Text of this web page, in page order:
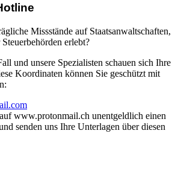
Missstände auf Staatsanwaltschaften,
erlebt?
und unsere Spezialisten schauen sich Ihre
Koordinaten können Sie geschützt mit
www.protonmail.ch unentgeldlich einen
senden uns Ihre Unterlagen über diesen